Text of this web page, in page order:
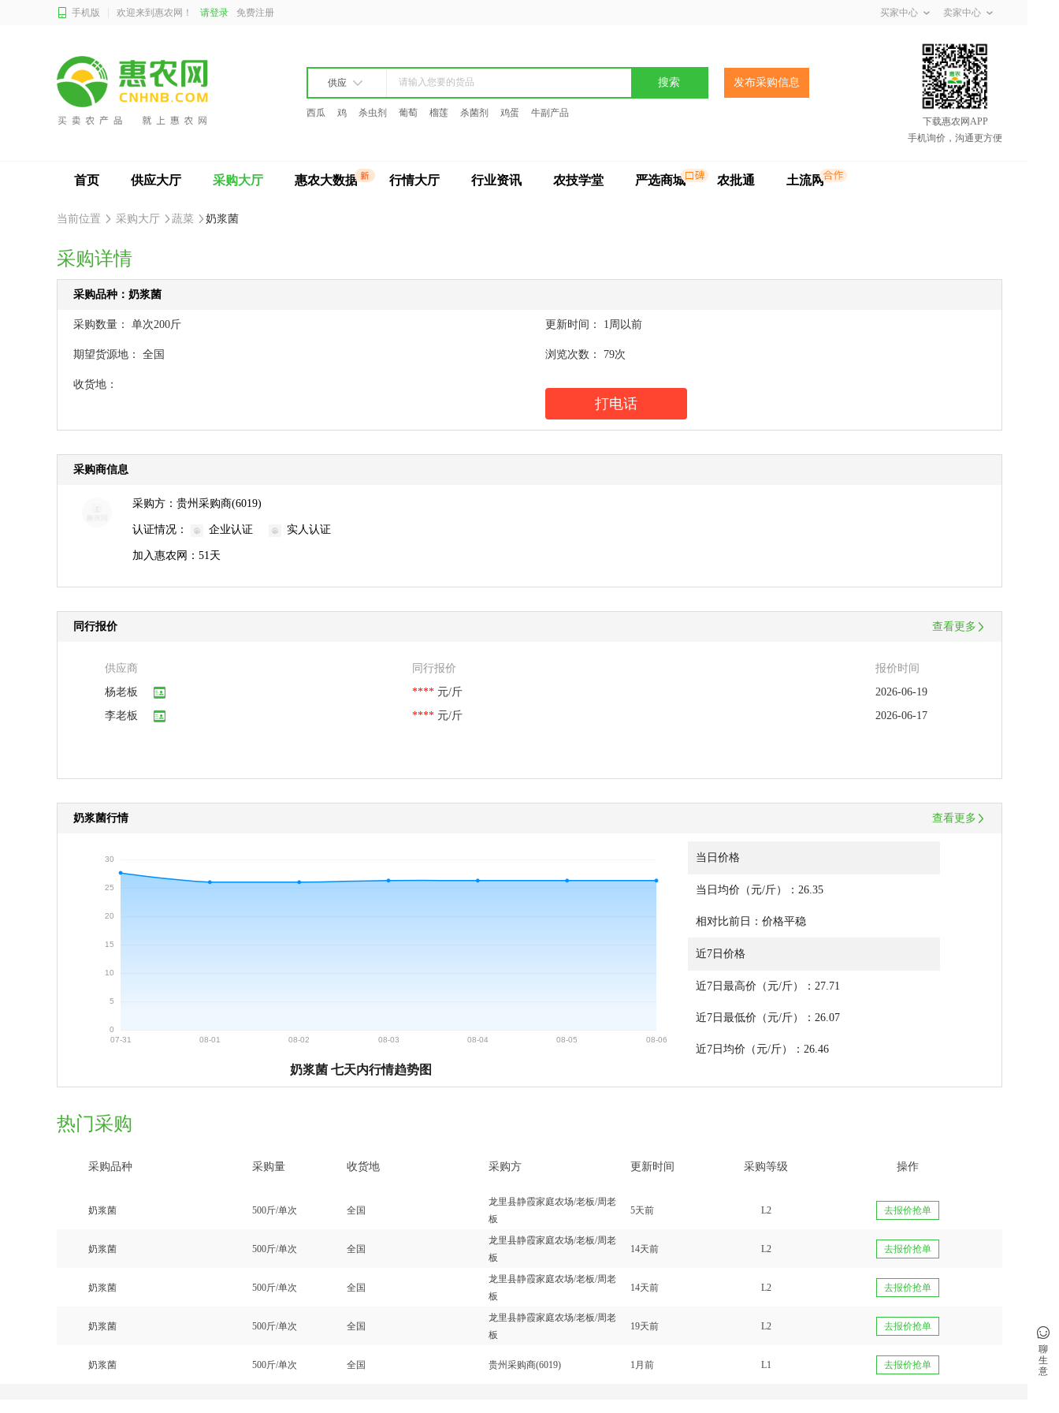
手机版 欢迎来到惠农网！ 请登录 免费注册 买家中心 卖家中心
供应 搜索 发布采购信息
西瓜 鸡 杀虫剂 葡萄 榴莲 杀菌剂 鸡蛋
牛副产品
下载惠农网APP
手机询价，沟通更方便
首页 供应大厅 采购大厅 惠农大数据 行情大厅 行业资讯 农技学堂 严选商城 农批通 土流网
当前位置 采购大厅 蔬菜 奶浆菌
采购详情
采购品种：奶浆菌
采购数量： 单次200斤
期望货源地： 全国
收货地：
更新时间： 1周以前
浏览次数： 79次
打电话
采购商信息
采购方： 贵州采购商(6019)
认证情况： 企业认证 实人认证
加入惠农网： 51天
同行报价 查看更多
供应商 同行报价
报价时间
杨老板
**** 元/斤
2026-06-19
李老板
**** 元/斤 2026-06-17
杨老板 **** 元/斤
2026-06-19
李老板
**** 元/斤 2026-06-17
杨老板 **** 元/斤
2026-06-19
李老板
**** 元/斤 2026-06-17
奶浆菌行情 查看更多
奶浆菌 七天内行情趋势图
当日价格
当日均价（元/斤）：26.35
相对比前日：价格平稳
近7日价格
近7日最高价（元/斤）：27.71
近7日最低价（元/斤）：26.07
近7日均价（元/斤）：26.46
热门采购
采购品种 采购量 收货地 采购方 更新时间 采购等级 操作
奶浆菌 500斤/单次 全国
龙里县静霞家庭农场/老板/周老
板
5天前 L2 去报价抢单
奶浆菌 500斤/单次 全国
龙里县静霞家庭农场/老板/周老
板
14天前 L2 去报价抢单
奶浆菌 500斤/单次 全国
龙里县静霞家庭农场/老板/周老
板
14天前 L2 去报价抢单
奶浆菌 500斤/单次 全国
龙里县静霞家庭农场/老板/周老
板
19天前 L2 去报价抢单
奶浆菌 500斤/单次 全国 贵州采购商(6019) 1月前 L1 去报价抢单
聊
生
意